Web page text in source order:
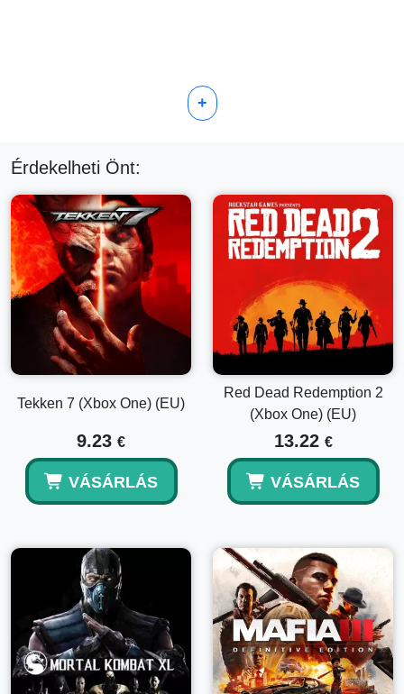
+
Érdekelheti Önt:
Tekken 7 (Xbox One) (EU)
9.23 €
VÁSÁRLÁS
Red Dead Redemption 2
(Xbox One) (EU)
13.22 €
VÁSÁRLÁS